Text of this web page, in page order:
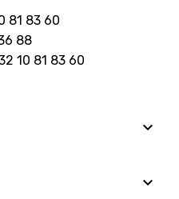
81 83 60
88
10 81 83 60
keyboard_arrow_down
keyboard_arrow_down